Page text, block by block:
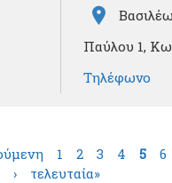
Παύλου 1,
Τηλέφωνο
1 2 3 4 5 6
›
τελευταία»